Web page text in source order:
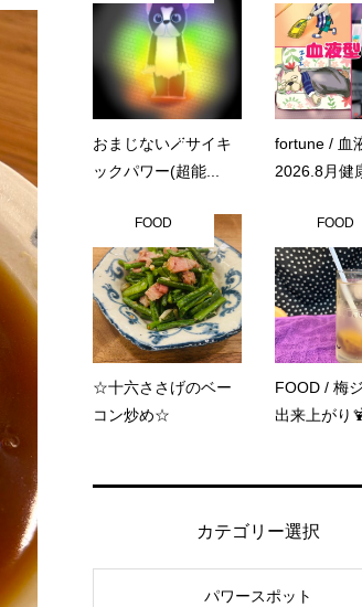
おまじない🪄サイキ
ックパワー(超能...
fortune / 血
2026.8月健
FOOD
☆十六ささげのベー
コン炒め☆
FOOD
FOOD / 梅
出来上がり
カテゴリー選択
パワースポット